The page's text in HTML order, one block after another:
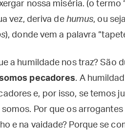
nossa miséria. (o termo
vez, deriva de humus, ou
), donde vem a palavra
a humildade nos traz? São
pecadores. A
e, por isso, se temos
Por que os
e na vaidade? Porque se